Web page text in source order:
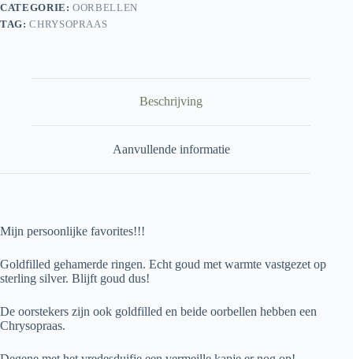
CATEGORIE:OORBELLEN
TAG:CHRYSOPRAAS
Beschrijving
Aanvullende informatie
Mijn persoonlijke favorites!!!
Goldfilled gehamerde ringen. Echt goud met warmte vastgezet op
sterling silver. Blijft goud dus!
De oorstekers zijn ook goldfilled en beide oorbellen hebben een
Chrysopraas.